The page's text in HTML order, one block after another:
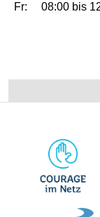
Fr: 08:00 bis